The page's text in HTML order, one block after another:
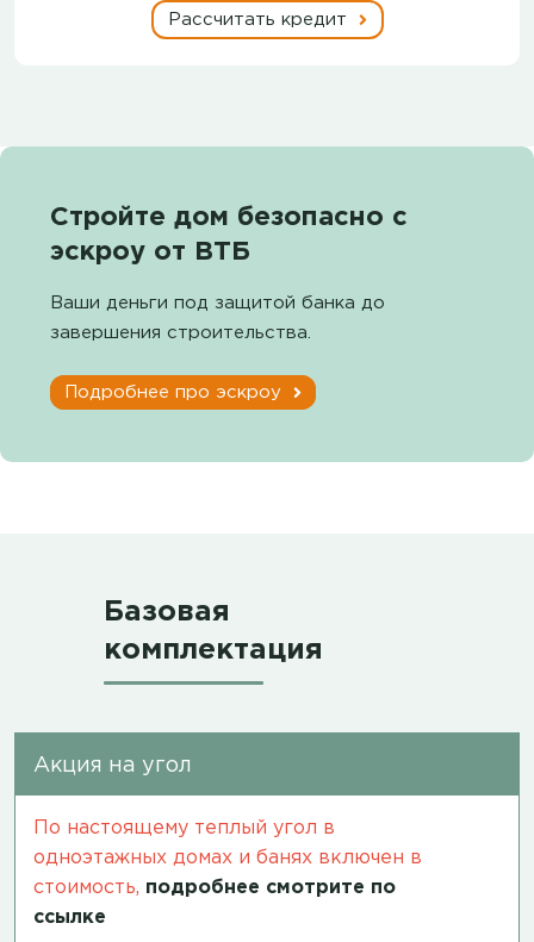
Рассчитать кредит
Стройте дом безопасно с
эскроу от ВТБ
Ваши деньги под защитой банка до
завершения строительства.
Подробнее про эскроу
Базовая
комплектация
Акция на угол
По настоящему теплый угол в
одноэтажных домах и банях включен в
стоимость, подробнее смотрите по
ссылке